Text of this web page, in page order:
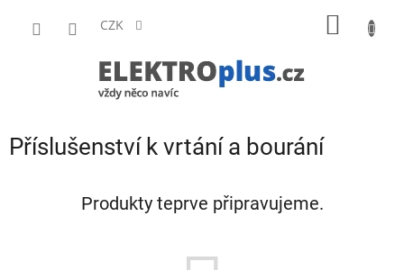
CZK
Příslušenství k vrtání a bourání
Produkty teprve připravujeme.